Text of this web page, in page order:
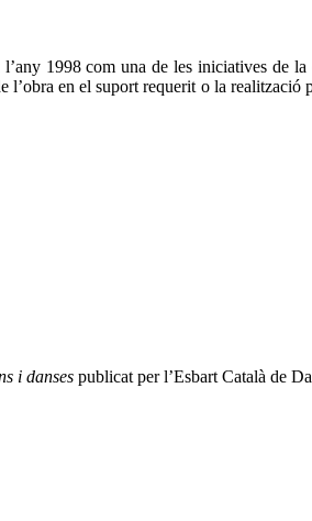
1998 com una de les iniciatives de
en el suport requerit o la realització
i danses publicat per l’Esbart Català de